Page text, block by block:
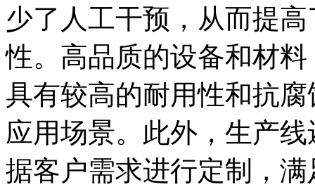
少了人工干预，从而提
性。高品质的设备和材
具有较高的耐用性和抗
应用场景。此外，生产
据客户需求进行定制，